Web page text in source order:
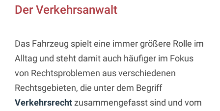
Der Verkehrsanwalt
Das Fahrzeug spielt eine immer größere Rolle im
Alltag und steht damit auch häufiger im Fokus
von Rechtsproblemen aus verschiedenen
Rechtsgebieten, die unter dem Begriff
Verkehrsrecht zusammengefasst sind und vom